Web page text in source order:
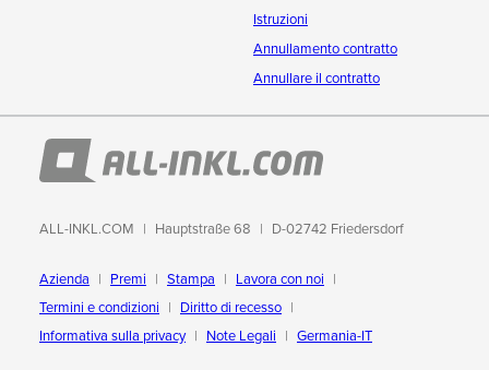
Istruzioni
Annullamento contratto
Annullare il contratto
ALL-INKL.COM Hauptstraße 68 D-02742 Friedersdorf
Azienda Premi Stampa
Lavora con noi
Termini e condizioni
Diritto di recesso
Informativa sulla privacy
Note Legali Germania-IT